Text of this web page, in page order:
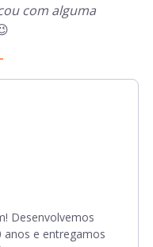
com alguma
Desenvolvemos
anos e entregamos